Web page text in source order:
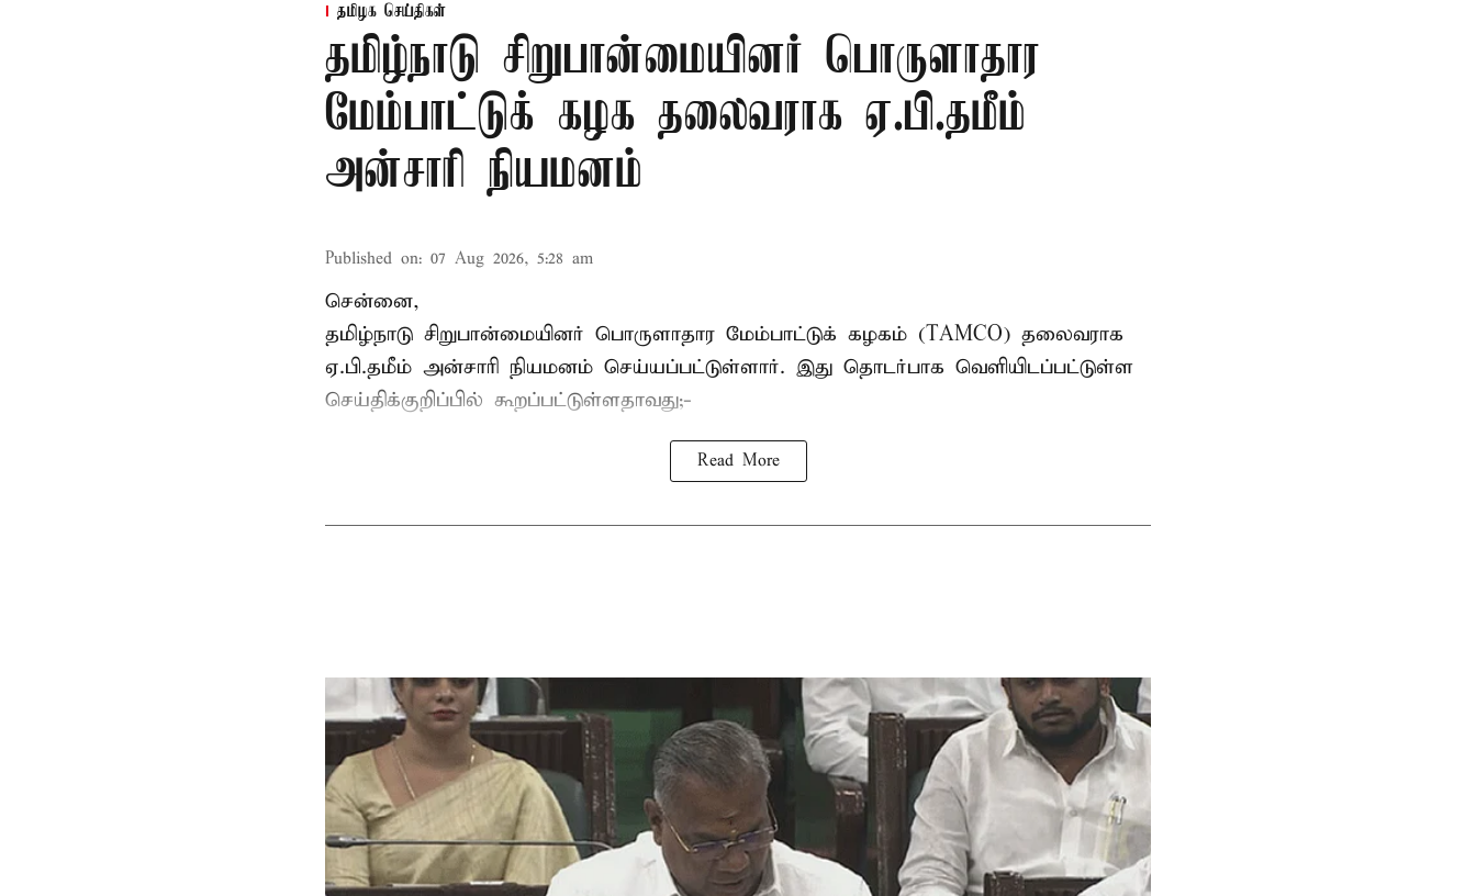
தமிழக செய்திகள்
தமிழ்நாடு சிறுபான்மையினர் பொருளாதார
மேம்பாட்டுக் கழக தலைவராக ஏ.பி.தமீம்
அன்சாரி நியமனம்
Published on: 07 Aug 2026, 5:28 am
சென்னை,
தமிழ்நாடு சிறுபான்மையினர் பொருளாதார மேம்பாட்டுக் கழகம் (TAMCO) தலைவராக
ஏ.பி.தமீம் அன்சாரி நியமனம் செய்யப்பட்டுள்ளார். இது தொடர்பாக வெளியிடப்பட்டுள்ள
செய்திக்குறிப்பில் கூறப்பட்டுள்ளதாவது;-
Read More